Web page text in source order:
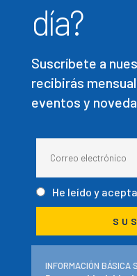
día?
Suscríbete a
recibirás
eventos y
He leído y
INFORMACIÓN BÁSICA